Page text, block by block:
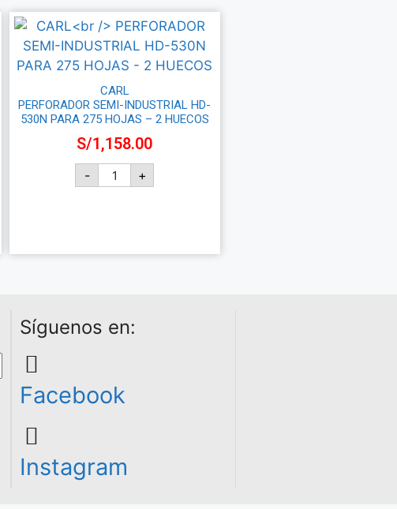
CARL
PERFORADOR SEMI-INDUSTRIAL HD-
530N PARA 275 HOJAS – 2 HUECOS
S/1,158.00
- +
Síguenos en:
Facebook
Instagram